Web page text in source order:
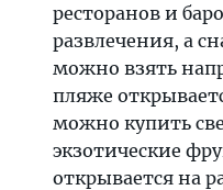
ресторанов и
развлечения, а
можно взять
пляже
можно купить
экзотические
открывается на